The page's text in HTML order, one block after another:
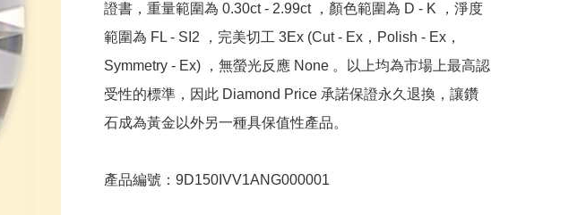
證書，重量範圍為 0.30ct - 2.99ct ，顏色範圍為 D - K ，淨度
範圍為 FL - SI2 ，完美切工 3Ex (Cut - Ex，Polish - Ex，
Symmetry - Ex) ，無螢光反應 None 。以上均為市場上最高認
受性的標準，因此 Diamond Price 承諾保證永久退換，讓鑽
石成為黃金以外另一種具保值性產品。
產品編號：9D150IVV1ANG000001